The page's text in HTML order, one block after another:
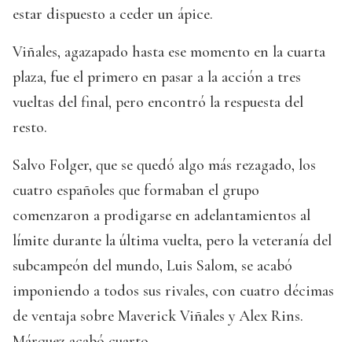
estar dispuesto a ceder un ápice.
Viñales, agazapado hasta ese momento en la cuarta
plaza, fue el primero en pasar a la acción a tres
vueltas del final, pero encontró la respuesta del
resto.
Salvo Folger, que se quedó algo más rezagado, los
cuatro españoles que formaban el grupo
comenzaron a prodigarse en adelantamientos al
límite durante la última vuelta, pero la veteranía del
subcampeón del mundo, Luis Salom, se acabó
imponiendo a todos sus rivales, con cuatro décimas
de ventaja sobre Maverick Viñales y Alex Rins.